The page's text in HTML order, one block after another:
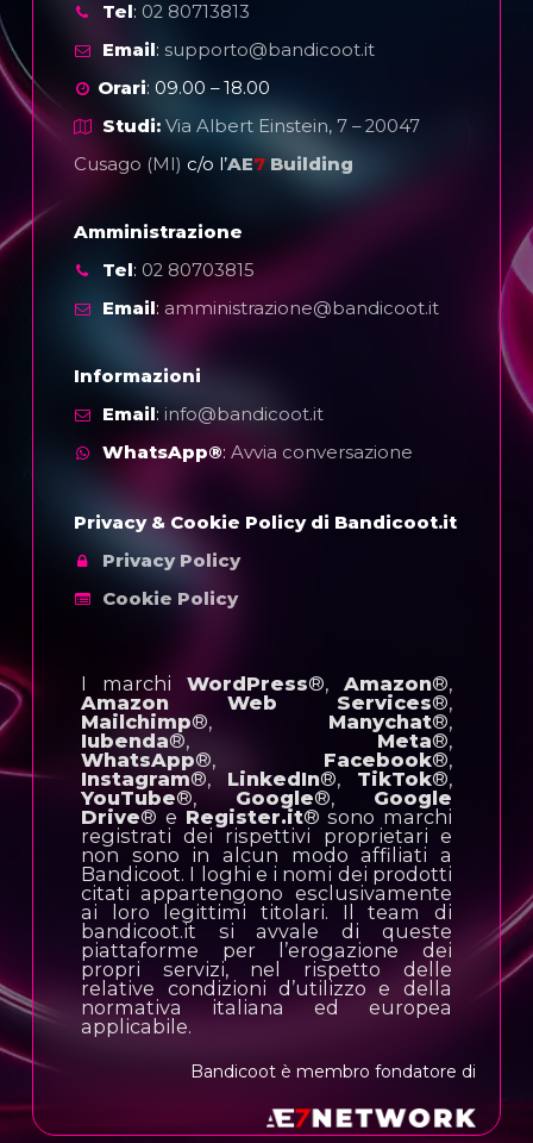
Tel : 02 80713813
Email : supporto@bandicoot.it
Orari: 09.00 – 18.00
Studi: Via Albert Einstein, 7 – 20047
Cusago (MI) c/o l’AE7Building
Amministrazione
Tel : 02 80703815
Email : amministrazione@bandicoot.it
Informazioni
Email : info@bandicoot.it
WhatsApp®: Avvia conversazione
Privacy & Cookie Policy di Bandicoot.it
Privacy Policy
Cookie Policy
I marchi WordPress®, Amazon®,
Amazon Web Services®,
Mailchimp®, Manychat®,
Iubenda®,Meta®,
WhatsApp®, Facebook®,
Instagram®, LinkedIn®, TikTok®,
YouTube®, Google®, Google
Drive® e Register.it® sono marchi
registrati dei rispettivi proprietari e
non sono in alcun modo affiliati a
Bandicoot. I loghi e i nomi dei prodotti
citati appartengono esclusivamente
ai loro legittimi titolari. Il team di
bandicoot.it si avvale di queste
piattaforme per l’erogazione dei
propri servizi, nel rispetto delle
relative condizioni d’utilizzo e della
normativa italiana ed europea
applicabile.
Bandicoot è membro fondatore di